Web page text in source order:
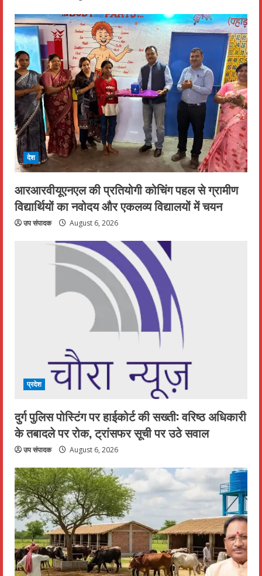
देश
आरआरवीयूएनएल की प्रतियोगी कोचिंग पहल से ग्रामीण
विद्यार्थियों का नवोदय और एकलव्य विद्यालयों में चयन
उप संपादक August 6, 2026
प्रदेश
दुर्ग पुलिस पोस्टिंग पर हाईकोर्ट की सख्ती: वरिष्ठ अधिकारी
के तबादले पर रोक, ट्रांसफर सूची पर उठे सवाल
उप संपादक August 6, 2026